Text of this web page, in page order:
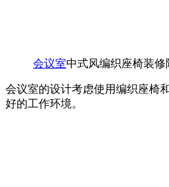
会议室中式风编织座椅装
会议室的设计考虑使用编织座椅
好的工作环境。